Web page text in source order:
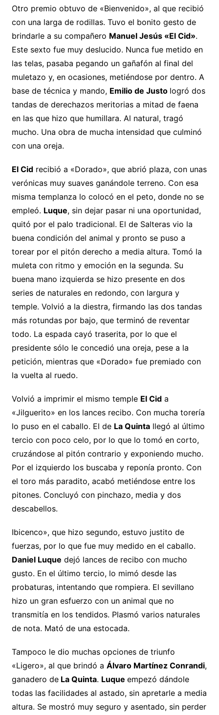
Otro premio obtuvo de «Bienvenido», al que recibió
con una larga de rodillas. Tuvo el bonito gesto de
brindarle a su compañero Manuel Jesús «El Cid».
Este sexto fue muy deslucido. Nunca fue metido en
las telas, pasaba pegando un gañafón al final del
muletazo y, en ocasiones, metiéndose por dentro. A
base de técnica y mando, Emilio de Justo logró dos
tandas de derechazos meritorias a mitad de faena
en las que hizo que humillara. Al natural, tragó
mucho. Una obra de mucha intensidad que culminó
con una oreja.
El Cidrecibió a «Dorado», que abrió plaza, con unas
verónicas muy suaves ganándole terreno. Con esa
misma templanza lo colocó en el peto, donde no se
empleó. Luque, sin dejar pasar ni una oportunidad,
quitó por el palo tradicional. El de Salteras vio la
buena condición del animal y pronto se puso a
torear por el pitón derecho a media altura. Tomó la
muleta con ritmo y emoción en la segunda. Su
buena mano izquierda se hizo presente en dos
series de naturales en redondo, con largura y
temple. Volvió a la diestra, firmando las dos tandas
más rotundas por bajo, que terminó de reventar
todo. La espada cayó traserita, por lo que el
presidente sólo le concedió una oreja, pese a la
petición, mientras que «Dorado» fue premiado con
la vuelta al ruedo.
Volvió a imprimir el mismo temple El Cida
«Jilguerito» en los lances recibo. Con mucha torería
lo puso en el caballo. El de La Quintallegó al último
tercio con poco celo, por lo que lo tomó en corto,
cruzándose al pitón contrario y exponiendo mucho.
Por el izquierdo los buscaba y reponía pronto. Con
el toro más paradito, acabó metiéndose entre los
pitones. Concluyó con pinchazo, media y dos
descabellos.
Ibicenco», que hizo segundo, estuvo justito de
fuerzas, por lo que fue muy medido en el caballo.
Daniel Luque dejó lances de recibo con mucho
gusto. En el último tercio, lo mimó desde las
probaturas, intentando que rompiera. El sevillano
hizo un gran esfuerzo con un animal que no
transmitía en los tendidos. Plasmó varios naturales
de nota. Mató de una estocada.
Tampoco le dio muchas opciones de triunfo
«Ligero», al que brindó a Álvaro Martínez Conrandi,
ganadero deLa Quinta. Luque empezó dándole
todas las facilidades al astado, sin apretarle a media
altura. Se mostró muy seguro y asentado, sin perder